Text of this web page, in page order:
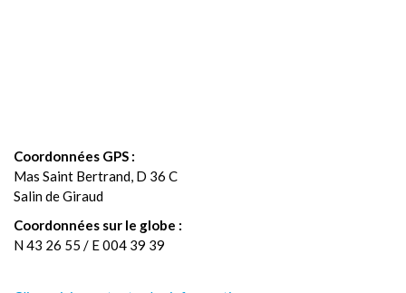
Coordonnées GPS :
Mas Saint Bertrand, D 36 C
Salin de Giraud
Coordonnées sur le globe :
N 43 26 55 / E 004 39 39